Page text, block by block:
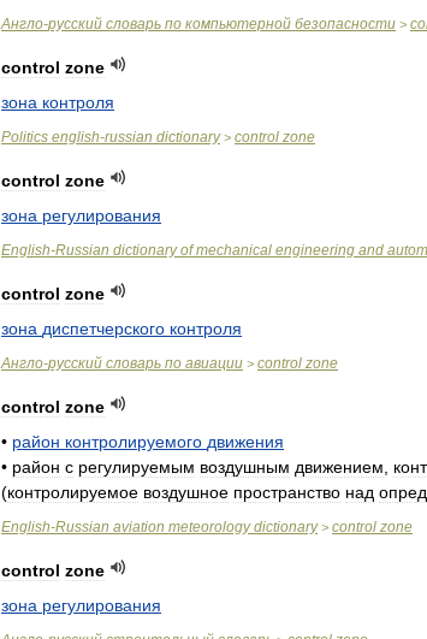
Англо-русский словарь по компьютерной безопасности >
control zone
зона контроля
Politics english-russian dictionary> control zone
control zone
зона регулирования
English-Russian dictionary of mechanical engineering and
control zone
зона диспетчерского контроля
Англо-русский словарь по авиации > control zone
control zone
• район контролируемого движения
• район с регулируемым воздушным движением
(контролируемое воздушное пространство над
English-Russian aviation meteorology dictionary> control zone
control zone
зона регулирования